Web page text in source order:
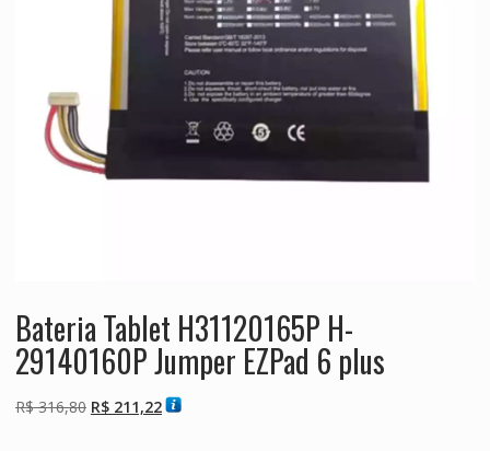
Bateria Tablet H31120165P H-
29140160P Jumper EZPad 6 plus
R$316,80 O
R$211,22O